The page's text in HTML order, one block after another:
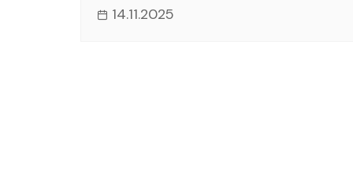
14.11.2025